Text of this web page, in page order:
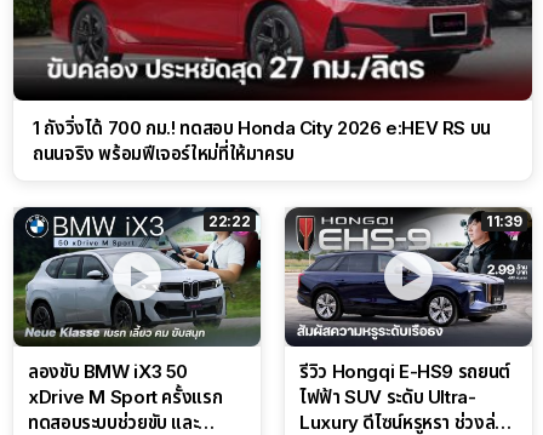
1 ถังวิ่งได้ 700 กม.! ทดสอบ Honda City 2026 e:HEV RS บน
ถนนจริง พร้อมฟีเจอร์ใหม่ที่ให้มาครบ
22:22
ลองขับ BMW iX3 50
xDrive M Sport ครั้งแรก
ทดสอบระบบช่วยขับ และ
11:39
รีวิว Hongqi E-HS9 รถยนต์
ไฟฟ้า SUV ระดับ Ultra-
Luxury ดีไซน์หรูหรา ช่วงล่าง